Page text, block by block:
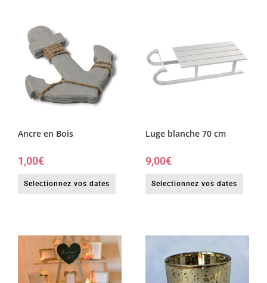
Ancre en Bois
1,00€
Selectionnez vos dates
Luge blanche 70 cm
9,00€
Selectionnez vos dates